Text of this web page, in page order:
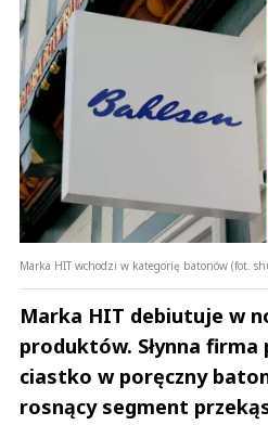
Marka HIT wchodzi w kategorię batonów (fot.
Marka HIT debiutuje w
produktów. Słynna firma
ciastko w poręczny
rosnący segment